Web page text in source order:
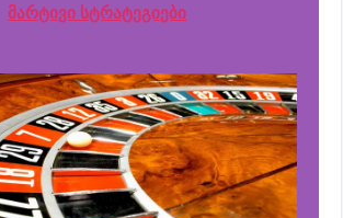
მარტივი სტრატეგიები